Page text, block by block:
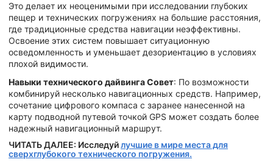
Это делает их неоценимыми при исследовании глубоких
пещер и технических погружениях на большие расстояния,
где традиционные средства навигации неэффективны.
Освоение этих систем повышает ситуационную
осведомленность и уменьшает дезориентацию в условиях
плохой видимости.
Навыки технического дайвинга Совет: По возможности
комбинируй несколько навигационных средств. Например,
сочетание цифрового компаса с заранее нанесенной на
карту подводной путевой точкой GPS может создать более
надежный навигационный маршрут.
ЧИТАТЬ ДАЛЕЕ: Исследуйлучшие в мире места для
сверхглубокого технического погружения.